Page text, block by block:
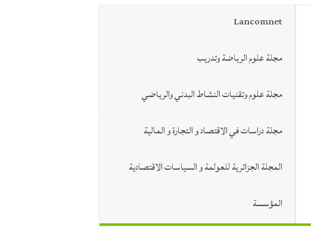
Lancomnet
مجلة علوم الرياضة وتدريب
مجلة علوم وتقنيات النشاط البدني والرياضي
مجلة دراسات في الاقتصاد و التجارة و المالية
المجلة الجزائرية للعولمة و السياسات الاقتصادية
المؤسسة